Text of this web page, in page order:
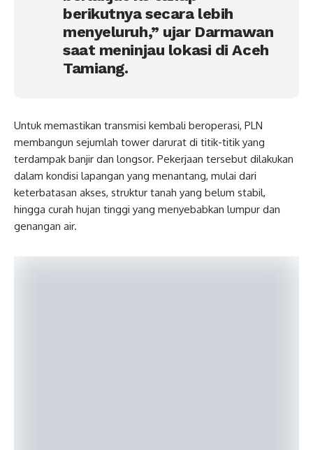
berikutnya secara lebih
menyeluruh,” ujar Darmawan
saat meninjau lokasi di Aceh
Tamiang.
Untuk memastikan transmisi kembali beroperasi, PLN
membangun sejumlah tower darurat di titik-titik yang
terdampak banjir dan longsor. Pekerjaan tersebut dilakukan
dalam kondisi lapangan yang menantang, mulai dari
keterbatasan akses, struktur tanah yang belum stabil,
hingga curah hujan tinggi yang menyebabkan lumpur dan
genangan air.